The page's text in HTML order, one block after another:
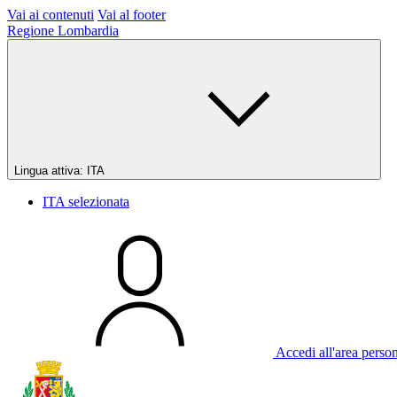
Vai ai contenuti Vai al footer
Regione Lombardia
Lingua attiva: ITA
ITA selezionata
Accedi all'area